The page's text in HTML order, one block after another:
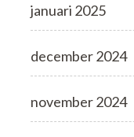
januari 2025
december 2024
november 2024